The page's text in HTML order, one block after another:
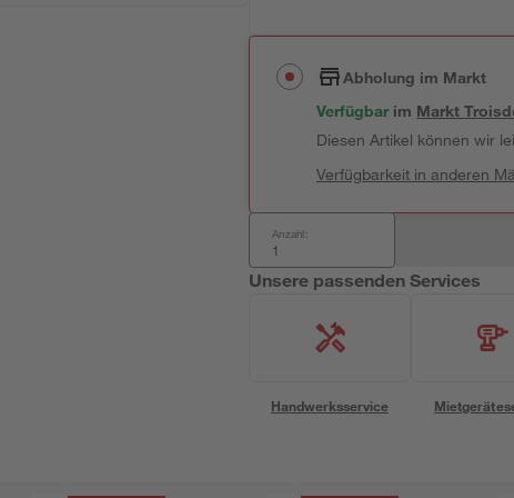
Abholung im Markt
Verfügbar im Markt
Diesen Artikel können wir
Verfügbarkeit in anderen
Anzahl:
Unsere passenden Services
Handwerksservice